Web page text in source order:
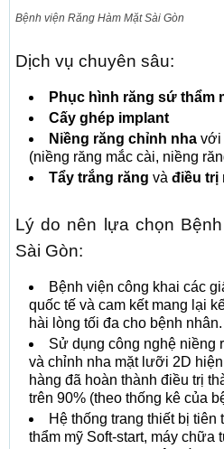
Bệnh viện Răng Hàm Mặt Sài Gòn
Dịch vụ chuyên sâu:
Phục hình răng sứ thẩm
Cấy ghép implant
Niềng răng chỉnh nha với
(niềng răng mắc cài, niềng
Tẩy trắng răng và điều trị
Lý do nên lựa chọn
Sài Gòn:
Bệnh viện công khai các
quốc tế và cam kết mang lại
hài lòng tối đa cho bệnh nhân.
Sử dụng công nghệ niềng
và chỉnh nha mặt lưỡi 2D
hàng đã hoàn thành điều trị
trên 90% (theo thống kê của
Hệ thống trang thiết bị tiên
thẩm mỹ Soft-start, máy chữa